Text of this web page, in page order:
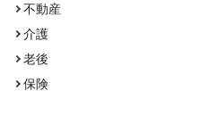
不動産
介護
老後
保険